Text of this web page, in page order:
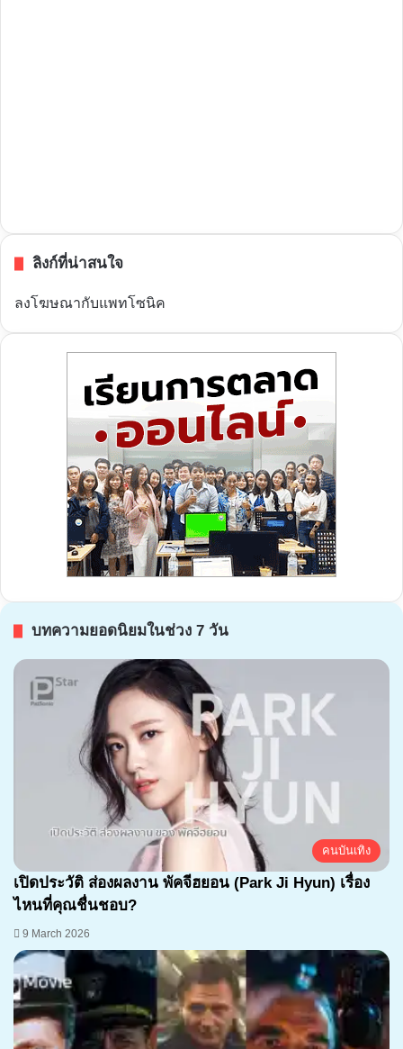
ลิงก์ที่น่าสนใจ
ลงโฆษณากับแพทโซนิค
บทความยอดนิยมในช่วง 7 วัน
คนบันเทิง
เปิดประวัติ ส่องผลงาน พัคจีฮยอน (Park Ji Hyun) เรื่อง
ไหนที่คุณชื่นชอบ?
9 March 2026